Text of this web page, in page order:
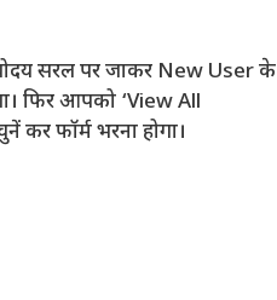
सरल पर जाकर New User के
फिर आपको ‘View All
फॉर्म भरना होगा।